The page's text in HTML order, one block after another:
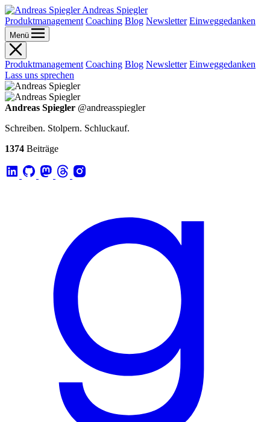
Andreas Spiegler
Produktmanagement Coaching Blog Newsletter Einweggedanken
Menü
Produktmanagement Coaching Blog Newsletter Einweggedanken
Lass uns sprechen
Andreas Spiegler @andreasspiegler
Schreiben. Stolpern. Schluckauf.
1374 Beiträge